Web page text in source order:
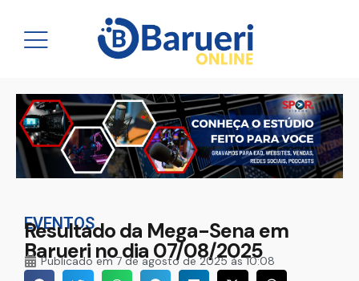
EVENTOS
Resultado da Mega-Sena em
Barueri no dia 07/08/2025
Publicado em7 de agosto de 2025 às 10:08